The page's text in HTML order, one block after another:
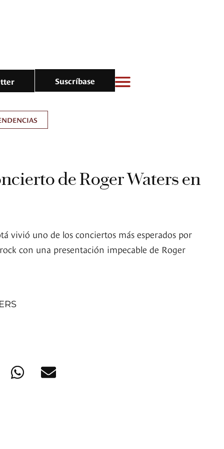
Suscríbase
de Roger Waters en
vivió uno de los conciertos más esperados por
con una presentación impecable de Roger